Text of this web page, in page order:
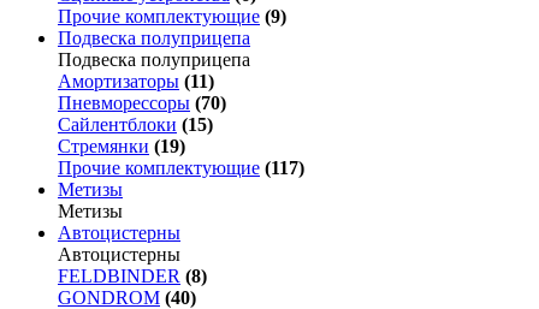
Прочие комплектующие (9)
Подвеска полуприцепа
Подвеска полуприцепа
Амортизаторы (11)
Пневморессоры (70)
Сайлентблоки (15)
Стремянки (19)
Прочие комплектующие (117)
Метизы
Метизы
Автоцистерны
Автоцистерны
FELDBINDER (8)
GONDROM (40)